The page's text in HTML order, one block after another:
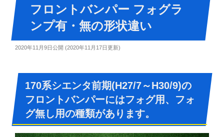
フロントバンパー フォグラ
ンプ有・無の形状違い
2020年11月9日公開 (2020年11月17日更新)
170系シエンタ前期(H27/7～H30/9)の
フロントバンパーにはフォグ用、フォ
グ無し用の種類があります。